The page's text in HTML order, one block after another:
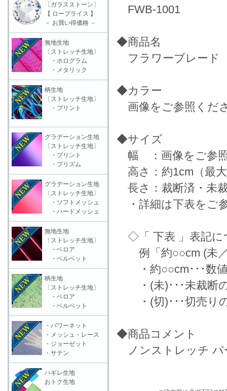
FWB-1001
◆商品名
フラワーブレード
◆カラー
画像をご参照くだ
◆サイズ
幅 ：画像をご参
高さ：約1cm（最
長さ：裁断済・未
・詳細は下表をご
◇「 下表 」表記に
例「約○○cm (未／
・約○○cm･･･数値
・(未)･･･未裁断
・(切)･･･切売り
◆商品コメント
ノンストレッチ パ
〔ガラスストーン〕
【 ロープライス 】
－ お買い得価格 －
無地生地
〔ストレッチ生地〕
・ホログラム
・メタリック
柄生地
〔ストレッチ生地〕
・プリント
グラデーション生地
〔ストレッチ生地〕
・プリント
・プリズム
グラデーション生地
〔ストレッチ生地〕
・ソフトメッシュ
・ハードメッシュ
無地生地
〔ストレッチ生地〕
・ベロア
・ベルベット
柄生地
〔ストレッチ生地〕
・ベロア
・ベルベット
・パワーネット
・メッシュ・レース
・ジョーゼット
・サテン
ハギレ生地
おトク生地